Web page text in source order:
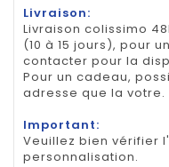
Livraison:
Livraison colissimo
(10 à 15 jours), pour
contacter pour la
Pour un cadeau,
adresse que la votre.
Important:
Veuillez bien vérifier
personnalisation.